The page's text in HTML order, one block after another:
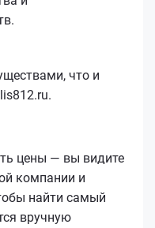
что и
цены — вы видите
компании и
найти самый
вручную